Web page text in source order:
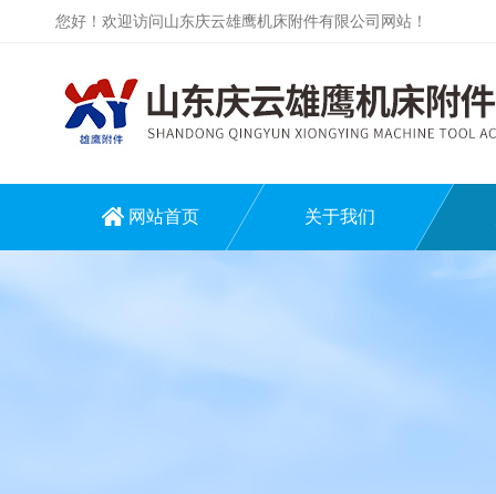
您好！欢迎访问山东庆云雄鹰机床附件有限公司网站！
网站首页 关于我们